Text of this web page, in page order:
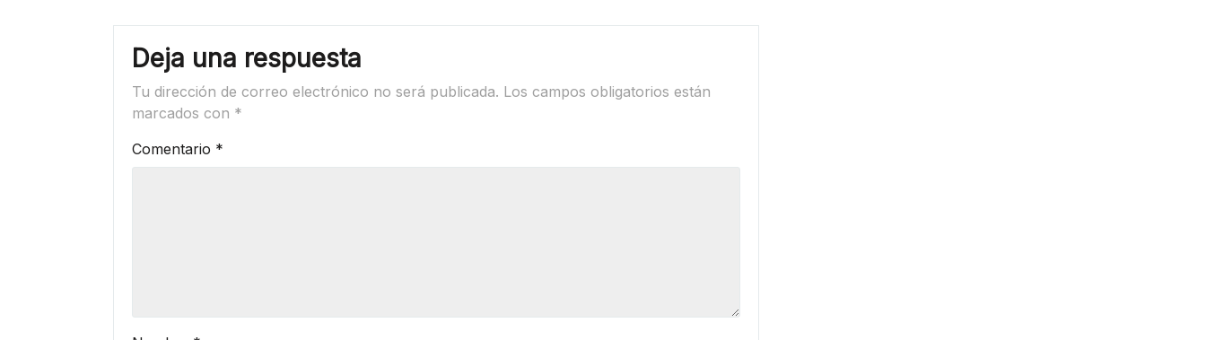
Deja una respuesta
Tu dirección de correo electrónico no será publicada. Los campos obligatorios están
marcados con *
Comentario *